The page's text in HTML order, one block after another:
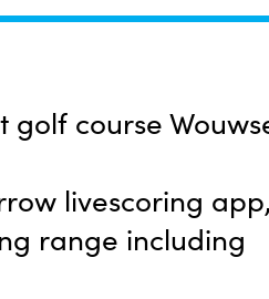
golf course
livescoring
range including